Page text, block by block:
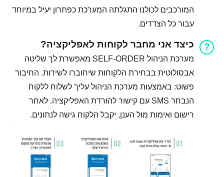
המורכבים לכולנו התגלתה המערכת כפתרון יעיל במיוחד
עבור כל הצדדים.
כיצד אני מחבר לקוחות לאפליקציה?
מערכת הניהול SELF-ORDER מאפשרת לך שליטה
אבסולוטית בבחירת הלקוחות שיחוברו לשירות. החיבור
פשוט: באמצעות מערכת הניהול עליך לשלוח ללקוח
הנבחר SMS עם קישור להורדת האפליקציה. לאחר
רישום ואימות מול הענן, יקבל הלקוח גישה לנתונים.